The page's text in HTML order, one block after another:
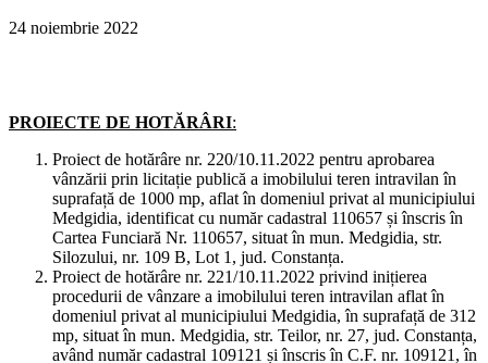
24 noiembrie 2022
PROIECTE DE HOTĂRÂRI:
Proiect de hotărâre nr. 220/10.11.2022 pentru aprobarea
vânzării prin licitație publică a imobilului teren intravilan în
suprafață de 1000 mp, aflat în domeniul privat al municipiului
Medgidia, identificat cu număr cadastral 110657 și înscris în
Cartea Funciară Nr. 110657, situat în mun. Medgidia, str.
Silozului, nr. 109 B, Lot 1, jud. Constanța.
Proiect de hotărâre nr. 221/10.11.2022 privind inițierea
procedurii de vânzare a imobilului teren intravilan aflat în
domeniul privat al municipiului Medgidia, în suprafață de 312
mp, situat în mun. Medgidia, str. Teilor, nr. 27, jud. Constanța,
având număr cadastral 109121 și înscris în C.F. nr. 109121, în